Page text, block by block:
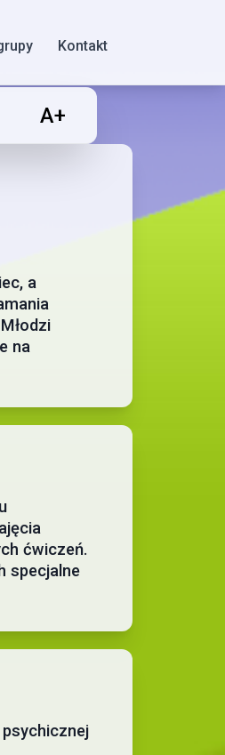
Kontakt
A+
a
na
ćwiczeń.
specjalne